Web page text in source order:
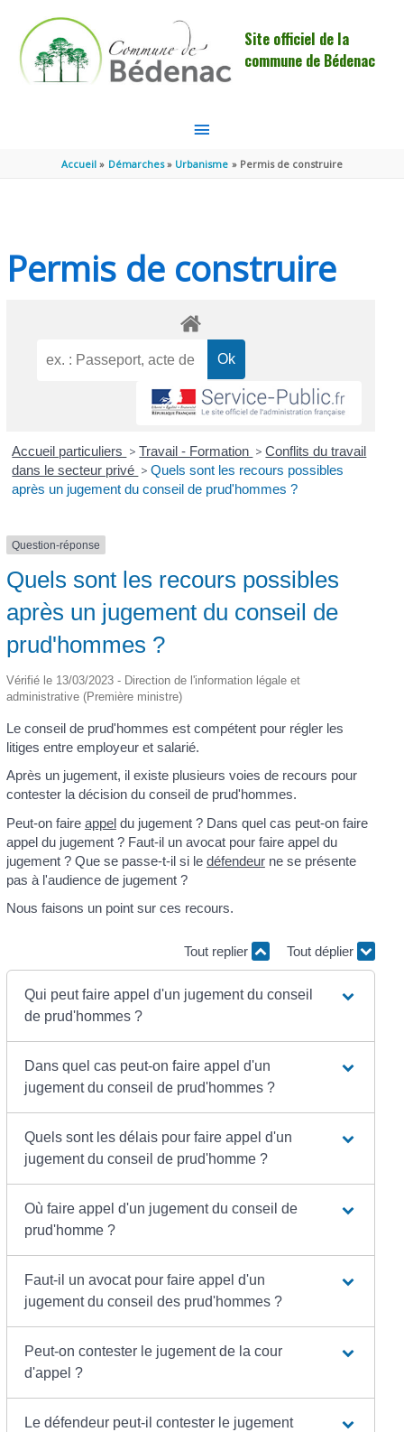
Site officiel de la
commune de Bédenac
MENU
PRINCIPAL
Accueil Démarches Urbanisme Permis de construire
Permis de construire
Accueil particuliers > Travail - Formation > Conflits du travail
dans le secteur privé > Quels sont les recours possibles
après un jugement du conseil de prud'hommes ?
Question-réponse
Quels sont les recours possibles
après un jugement du conseil de
prud'hommes ?
Vérifié le 13/03/2023 - Direction de l'information légale et
administrative (Première ministre)
Le conseil de prud'hommes est compétent pour régler les
litiges entre employeur et salarié.
Après un jugement, il existe plusieurs voies de recours pour
contester la décision du conseil de prud'hommes.
Peut-on faire appeldu jugement ? Dans quel cas peut-on faire
appel du jugement ? Faut-il un avocat pour faire appel du
jugement ? Que se passe-t-il si le défendeurne se présente
pas à l'audience de jugement ?
Nous faisons un point sur ces recours.
Tout replier Tout déplier
Qui peut faire appel d'un jugement du conseil
de prud'hommes ?
Dans quel cas peut-on faire appel d'un
jugement du conseil de prud'hommes ?
Quels sont les délais pour faire appel d'un
jugement du conseil de prud'homme ?
Où faire appel d'un jugement du conseil de
prud'homme ?
Faut-il un avocat pour faire appel d'un
jugement du conseil des prud'hommes ?
Peut-on contester le jugement de la cour
d'appel ?
Le défendeur peut-il contester le jugement